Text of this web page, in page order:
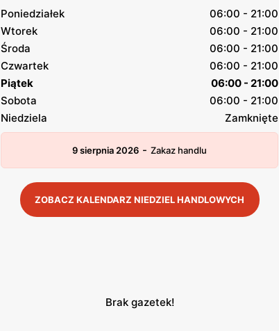
Poniedziałek
06:00 - 21:00
Wtorek
06:00 - 21:00
Środa
06:00 - 21:00
Czwartek
06:00 - 21:00
Piątek
06:00 - 21:00
Sobota
06:00 - 21:00
Niedziela
Zamknięte
9 sierpnia 2026 - Zakaz handlu
ZOBACZ KALENDARZ NIEDZIEL HANDLOWYCH
Brak gazetek!